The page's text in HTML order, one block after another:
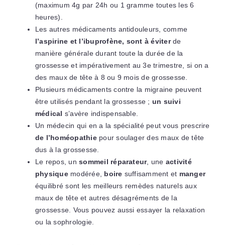
(maximum 4g par 24h ou 1 gramme toutes les 6
heures).
Les autres médicaments antidouleurs, comme
l’aspirine et l’ibuprofène, sont à éviterde
manière générale durant toute la durée de la
grossesse et impérativement au 3e trimestre, si on a
des maux de tête à 8 ou 9 mois de grossesse.
Plusieurs médicaments contre la migraine peuvent
être utilisés pendant la grossesse ; un suivi
médical s’avère indispensable.
Un médecin qui en a la spécialité peut vous prescrire
de l’homéopathiepour soulager des maux de tête
dus à la grossesse.
Le repos, unsommeil réparateur, une activité
physiquemodérée, boire suffisamment et manger
équilibré sont les meilleurs remèdes naturels aux
maux de tête et autres désagréments de la
grossesse. Vous pouvez aussi essayer la relaxation
ou la sophrologie.